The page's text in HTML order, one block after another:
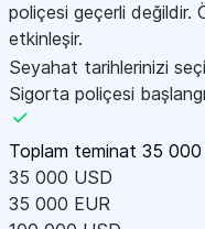
poliçesi geçerli değildir.
etkinleşir.
Seyahat tarihlerinizi
Sigorta poliçesi
Toplam teminat 35 000
35 000 USD
35 000 EUR